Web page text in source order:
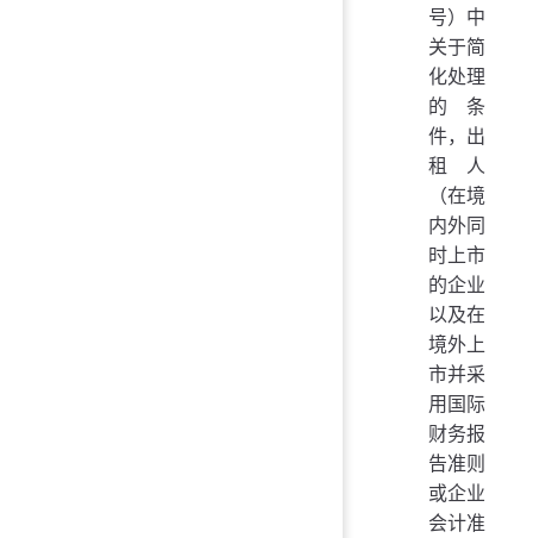
号）中
关于简
化处理
的条
件，出
租人
（在境
内外同
时上市
的企业
以及在
境外上
市并采
用国际
财务报
告准则
或企业
会计准